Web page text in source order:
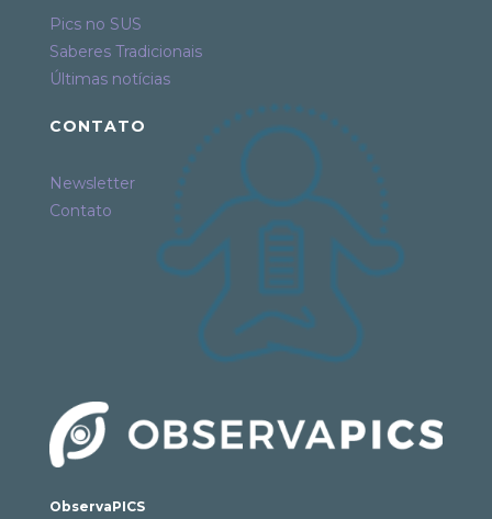
Pics no SUS
Saberes Tradicionais
Últimas notícias
CONTATO
Newsletter
Contato
ObservaPICS